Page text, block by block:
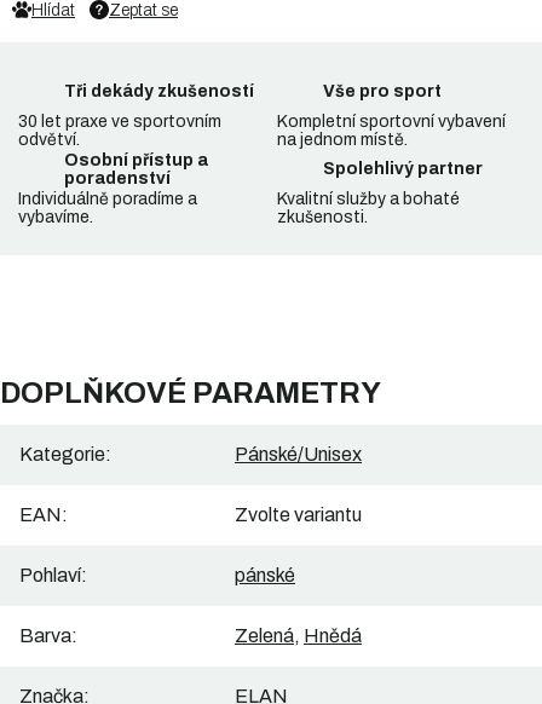
Zeptat se
Hlídat
Tři dekády zkušeností
30 let praxe ve sportovním
odvětví.
Vše pro sport
Kompletní sportovní vybavení
na jednom místě.
Osobní přístup a
poradenství
Individuálně poradíme a
vybavíme.
Spolehlivý partner
Kvalitní služby a bohaté
zkušenosti.
DOPLŇKOVÉ PARAMETRY
Kategorie: Pánské/Unisex
EAN: Zvolte variantu
Pohlaví: pánské
Barva: Zelená, Hnědá
Značka: ELAN